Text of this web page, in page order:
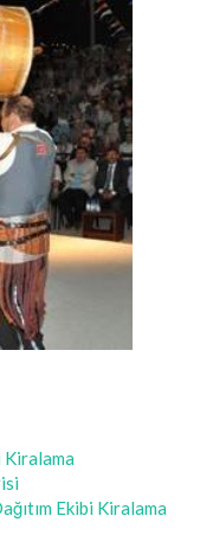
Ekibi Kiralama